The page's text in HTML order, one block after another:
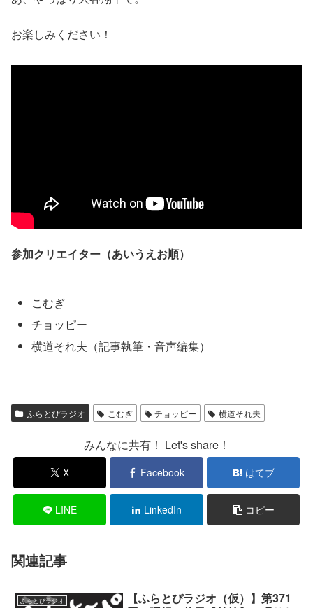
お楽しみください！
参加クリエイター（あいうえお順）
こむぎ
チョッピー
横道それ夫（記事執筆・音声編集）
ふらとぴラジオ こむぎ チョッピー 横道それ夫
みんなに共有！ Let's share！
X Facebook はてブ
LINE LinkedIn コピー
関連記事
ふらとぴラジオ
【ふらとぴラジオ（仮）】第371